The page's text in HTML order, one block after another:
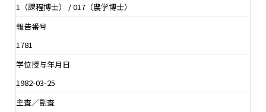
1（課程博士） / 017（農学博士）
報告番号
1781
学位授与年月日
1982-03-25
主査／副査